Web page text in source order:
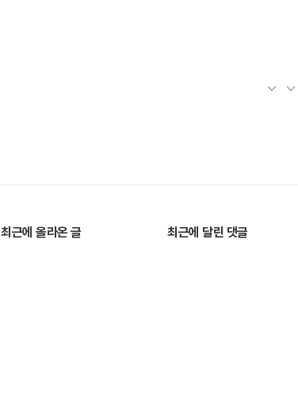
최근에 올라온 글 최근에 달린 댓글